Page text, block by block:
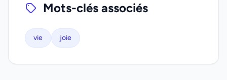
Mots-clés associés
vie joie